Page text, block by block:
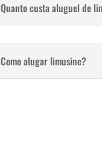
Quanto custa aluguel de
Como alugar limusine?